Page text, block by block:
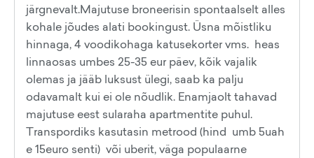
järgnevalt.Majutuse broneerisin spontaalselt alles
kohale jõudes alati bookingust. Üsna mõistliku
hinnaga, 4 voodikohaga katusekorter vms. heas
linnaosas umbes 25-35 eur päev, kõik vajalik
olemas ja jääb luksust ülegi, saab ka palju
odavamalt kui ei ole nõudlik. Enamjaolt tahavad
majutuse eest sularaha apartmentite puhul.
Transpordiks kasutasin metrood (hind umb 5uah
e 15euro senti) või uberit, väga populaarne